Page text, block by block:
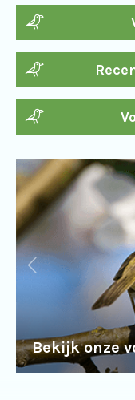
Bekijk onze